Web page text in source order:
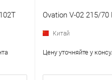
Ovation V-02 215/70
Китай
Цену уточняйте у